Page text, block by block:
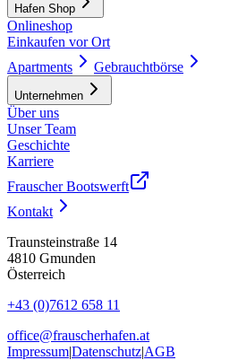
Hafen Shop
Onlineshop
Einkaufen vor Ort
Apartments
Gebrauchtbörse
Unternehmen
Über uns
Unser Team
Geschichte
Karriere
Frauscher Bootswerft
Kontakt
Traunsteinstraße 14
4810 Gmunden
Österreich
+43 (0)7612 658 11
office@frauscherhafen.at
Impressum|Datenschutz|AGB